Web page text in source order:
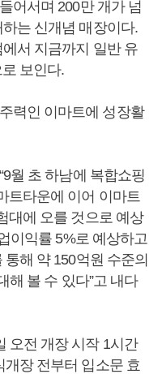
어서며 200만 개가 넘
는 신개념 매장이다.
서 지금까지 일반 유
보인다.
력인 이마트에 성장활
월 초 하남에 복합쇼핑
트타운에 이어 이마트
대에 오를 것으로 예상
이익률 5%로 예상하고
해 약 150억원 수준의
해 볼 수 있다”고 내다
오전 개장 시작 1시간
장 전부터 입소문 효